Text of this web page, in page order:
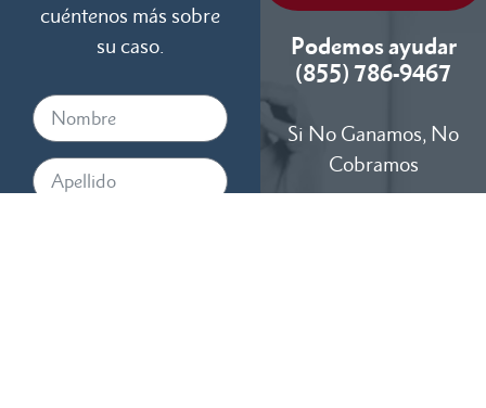
cuéntenos más sobre
su caso.
Podemos ayudar
(855) 786-9467
Si No Ganamos, No
Cobramos